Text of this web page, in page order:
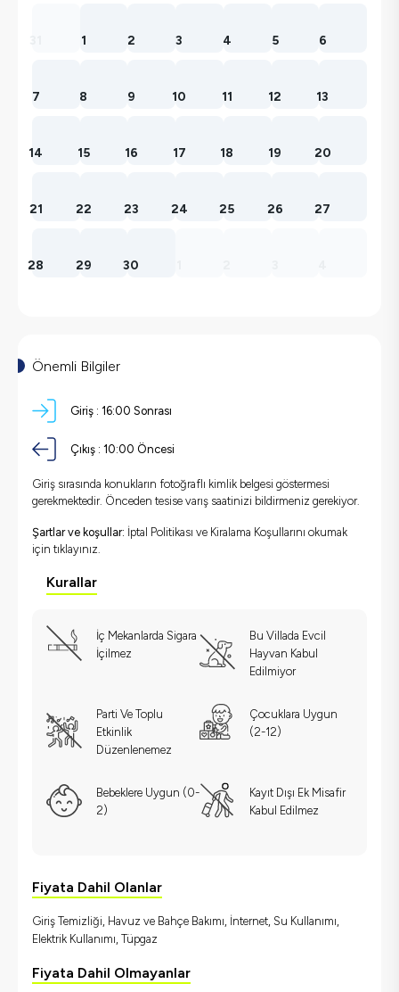
1 2 3 4 5 6
7 8 9 10 11 12 13
14 15 16 17 18 19 20
21 22 23 24 25 26 27
28 29 30
Önemli Bilgiler
Giriş : 16:00 Sonrası
Çıkış : 10:00 Öncesi
Giriş sırasında konukların fotoğraflı kimlik belgesi göstermesi
gerekmektedir. Önceden tesise varış saatinizi bildirmeniz gerekiyor.
Şartlar ve koşullar: İptal Politikası ve Kiralama Koşullarını okumak
için tıklayınız.
Kurallar
İç Mekanlarda Sigara
İçilmez
Bu Villada Evcil
Hayvan Kabul
Edilmiyor
Parti Ve Toplu
Etkinlik
Düzenlenemez
Çocuklara Uygun
(2-12)
Bebeklere Uygun (0-
2)
Kayıt Dışı Ek Misafir
Kabul Edilmez
Fiyata Dahil Olanlar
Giriş Temizliği, Havuz ve Bahçe Bakımı, İnternet, Su Kullanımı,
Elektrik Kullanımı, Tüpgaz
Fiyata Dahil Olmayanlar